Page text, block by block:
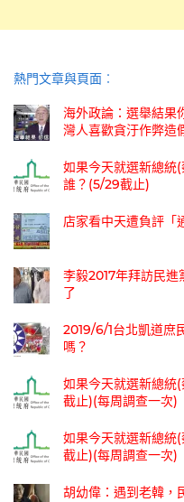
熱門文章與頁面︰
海外政論：選舉結果
灣人喜歡貪汙作弊造
如果今天就選新總統
誰？(5/29截止)
店家看中天遭負評「
李毅2017年拜訪民
了
2019/6/1台北凱道庶
嗎？
如果今天就選新總統
截止)(每周調查一次)
如果今天就選新總統
截止)(每周調查一次)
胡幼偉：遇到老韓，